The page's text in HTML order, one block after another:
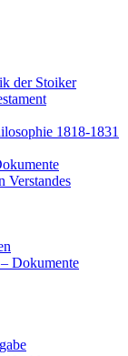
der Stoiker
1818-1831
Verstandes
Dokumente